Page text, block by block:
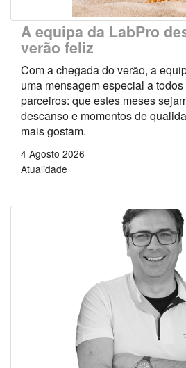
A equipa da LabPro
verão feliz
Com a chegada do verão, a
uma mensagem especial a
parceiros: que estes meses
descanso e momentos de
mais gostam.
4 Agosto 2026
Atualidade